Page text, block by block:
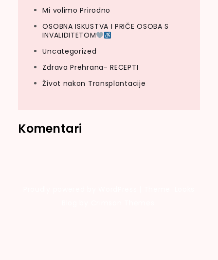
Mi volimo Prirodno
OSOBNA ISKUSTVA I PRIČE OSOBA S
INVALIDITETOM
Uncategorized
Zdrava Prehrana- RECEPTI
Život nakon Transplantacije
Komentari